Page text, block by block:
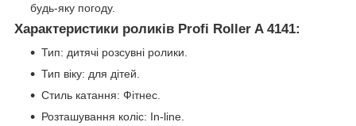
будь-яку погоду.
Характеристики роликів Profi Roller A 4141:
Тип: дитячі розсувні ролики.
Тип віку: для дітей.
Стиль катання: Фітнес.
Розташування коліс: In-line.